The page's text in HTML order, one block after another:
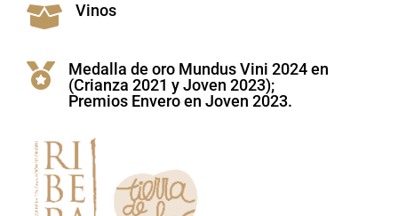
 Vinos

Medalla de oro Mundus Vini 2024 en
(Crianza 2021 y Joven 2023);
Premios Envero en Joven 2023.